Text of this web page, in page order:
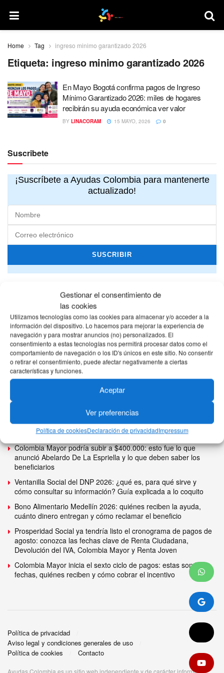
Gestionar el consentimiento de
las cookies
Utilizamos tecnologías como las cookies para almacenar y/o acceder a la
información del dispositivo. Lo hacemos para mejorar la experiencia de
navegación y para mostrar anuncios (no) personalizados. El
consentimiento a estas tecnologías nos permitirá procesar datos como el
comportamiento de navegación o los ID's únicos en este sitio. No consentir
o retirar el consentimiento, puede afectar negativamente a ciertas
características y funciones.
Aceptar
Ver preferencias
Política de cookiesDeclaración de privacidadImpressum
Home Tag ingreso minimo garantizado 2026
Etiqueta: ingreso minimo garantizado 2026
En Mayo Bogotá confirma pagos de Ingreso
Mínimo Garantizado 2026: miles de hogares
recibirán su ayuda económica ver valor
BY LINACORAM 15 MAYO, 2026 0
Suscribete
¡Suscríbete a Ayudas Colombia para mantenerte
actualizado!
www.ventanillasocial.dnp.gov.co ¿Qué es, para qué sirve y
cómo consultarla?
Colombia Mayor podría subir a $400.000: esto fue lo que
anunció Abelardo De La Espriella y lo que deben saber los
beneficiarios
Ventanilla Social del DNP 2026: ¿qué es, para qué sirve y
cómo consultar su información? Guía explicada a lo coquito
Bono Alimentario Medellín 2026: quiénes reciben la ayuda,
cuánto dinero entregan y cómo reclamar el beneficio
Prosperidad Social ya tendría listo el cronograma de pagos de
agosto: conozca las fechas clave de Renta Ciudadana,
Devolución del IVA, Colombia Mayor y Renta Joven
Colombia Mayor inicia el sexto ciclo de pagos: estas son las
fechas, quiénes reciben y cómo cobrar el incentivo
Política de privacidad
Aviso legal y condiciones generales de uso
Política de cookies
Contacto
Ayudas Colombia es un sitio web independiente y de carácter informativo.